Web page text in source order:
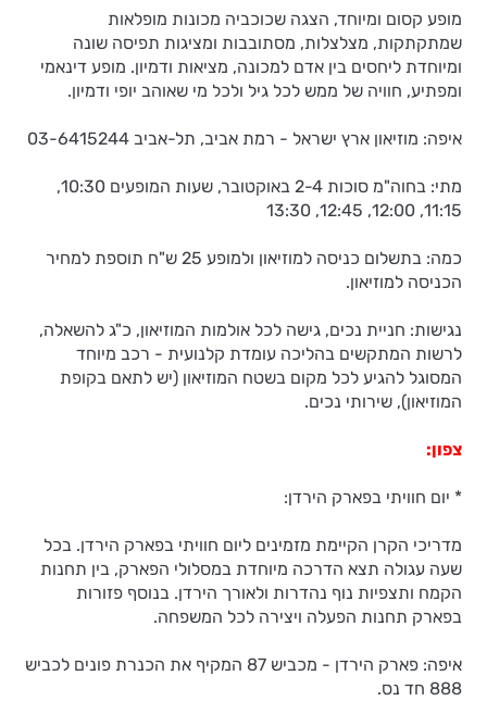
מופע קסום ומיוחד, הצגה שכוכביה מכונות מופלאות
שמתקתקות, מצלצלות, מסתובבות ומציגות תפיסה שונה
ומיוחדת ליחסים בין אדם למכונה, מציאות ודמיון. מופע דינאמי
ומפתיע, חוויה של ממש לכל גיל ולכל מי שאוהב יופי ודמיון.
איפה: מוזיאון ארץ ישראל - רמת אביב, תל-אביב 03-6415244
מתי: בחוה"מ סוכות 2-4 באוקטובר, שעות המופעים 10:30,
11:15, 12:00, 12:45, 13:30
כמה: בתשלום כניסה למוזיאון ולמופע 25 ש"ח תוספת למחיר
הכניסה למוזיאון.
נגישות: חניית נכים, גישה לכל אולמות המוזיאון, כ"ג להשאלה,
לרשות המתקשים בהליכה עומדת קלנועית - רכב מיוחד
המסוגל להגיע לכל מקום בשטח המוזיאון (יש לתאם בקופת
המוזיאון), שירותי נכים.
צפון:
* יום חוויתי בפארק הירדן:
מדריכי הקרן הקיימת מזמינים ליום חוויתי בפארק הירדן. בכל
שעה עגולה תצא הדרכה מיוחדת במסלולי הפארק, בין תחנות
הקמח ותצפיות נוף נהדרות ולאורך הירדן. בנוסף פזורות
בפארק תחנות הפעלה ויצירה לכל המשפחה.
איפה: פארק הירדן - מכביש 87 המקיף את הכנרת פונים לכביש
888 חד נס.